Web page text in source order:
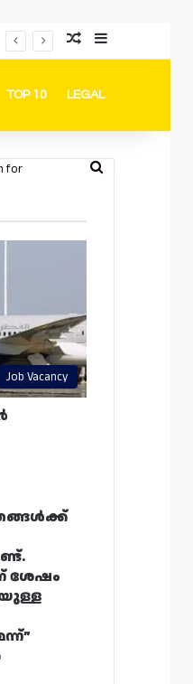
Random Article
Sidebar
TOP 10 LEGAL
Search
Job Vacancy
ശേഷം